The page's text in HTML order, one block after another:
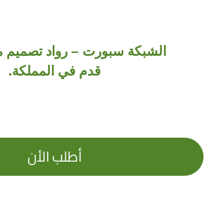
الشبكة سبورت – رواد تصميم
قدم في المملكة.
أطلب الأن